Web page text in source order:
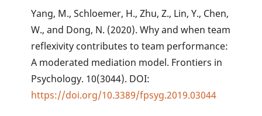
Yang, M., Schloemer, H., Zhu, Z., Lin, Y., Chen,
W., and Dong, N. (2020). Why and when team
reflexivity contributes to team performance:
A moderated mediation model. Frontiers in
Psychology. 10(3044). DOI:
https://doi.org/10.3389/fpsyg.2019.03044